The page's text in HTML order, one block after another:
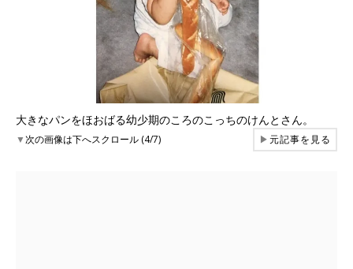
大きなパンをほおばる幼少期のころのこっちのけんとさん。
▼次の画像は下へスクロール (4/7) ▶元記事を見る